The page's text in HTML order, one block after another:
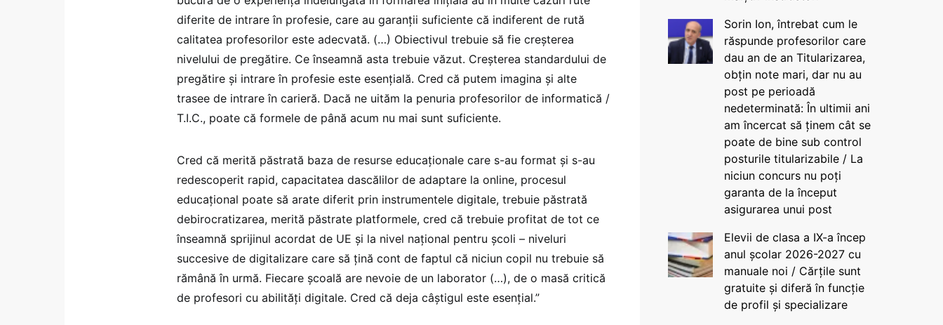
diferite de intrare în profesie, care au garanții suficiente că indiferent de rută
calitatea profesorilor este adecvată. (…) Obiectivul trebuie să fie creșterea
nivelului de pregătire. Ce înseamnă asta trebuie văzut. Creșterea standardului de
pregătire și intrare în profesie este esențială. Cred că putem imagina și alte
trasee de intrare în carieră. Dacă ne uităm la penuria profesorilor de informatică /
T.I.C., poate că formele de până acum nu mai sunt suficiente.
Cred că merită păstrată baza de resurse educaționale care s-au format și s-au
redescoperit rapid, capacitatea dascălilor de adaptare la online, procesul
educațional poate să arate diferit prin instrumentele digitale, trebuie păstrată
debirocratizarea, merită păstrate platformele, cred că trebuie profitat de tot ce
înseamnă sprijinul acordat de UE și la nivel național pentru școli – niveluri
succesive de digitalizare care să țină cont de faptul că niciun copil nu trebuie să
rămână în urmă. Fiecare școală are nevoie de un laborator (…), de o masă critică
de profesori cu abilități digitale. Cred că deja câștigul este esențial.”
Sorin Ion, întrebat cum le
răspunde profesorilor care
dau an de an Titularizarea,
obțin note mari, dar nu au
post pe perioadă
nedeterminată: În ultimii ani
am încercat să ținem cât se
poate de bine sub control
posturile titularizabile / La
niciun concurs nu poți
garanta de la început
asigurarea unui post
Elevii de clasa a IX-a încep
anul școlar 2026-2027 cu
manuale noi / Cărțile sunt
gratuite și diferă în funcție
de profil și specializare